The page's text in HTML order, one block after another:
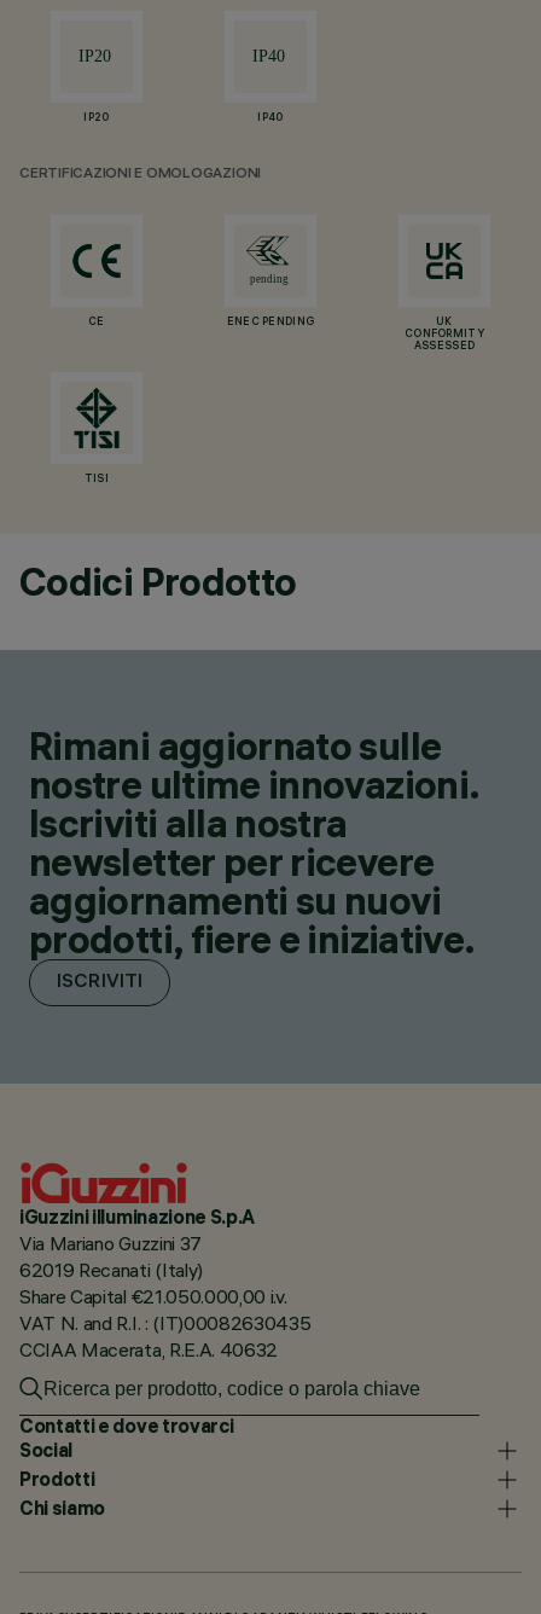
IP20 IP40
CERTIFICAZIONI E OMOLOGAZIONI
CE ENEC PENDING
UK
CONFORMITY
ASSESSED
TISI
Codici Prodotto
Rimani aggiornato sulle
nostre ultime innovazioni.
Iscriviti alla nostra
newsletter per ricevere
aggiornamenti su nuovi
prodotti, fiere e iniziative.
ISCRIVITI
iGuzzini illuminazione S.p.A
Via Mariano Guzzini 37
62019 Recanati (Italy)
Share Capital €21.050.000,00 i.v.
VAT N. and R.I. : (IT)00082630435
CCIAA Macerata, R.E.A. 40632
Contatti e dove trovarci
Social
Prodotti
Chi siamo